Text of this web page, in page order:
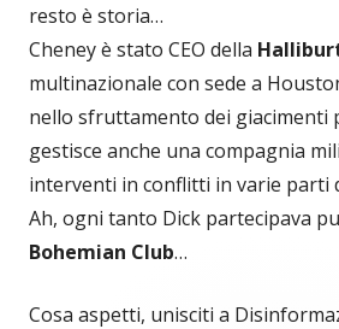
resto è storia…
Cheney è stato CEO della
multinazionale con sede a
nello sfruttamento dei giacimenti
gestisce anche una compagnia
interventi in conflitti in varie parti
Ah, ogni tanto Dick partecipava
Bohemian Club…
Cosa aspetti, unisciti a